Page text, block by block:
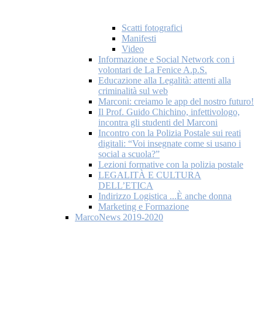
Scatti fotografici
Manifesti
Video
Informazione e Social Network con i
volontari de La Fenice A.p.S.
Educazione alla Legalità: attenti alla
criminalità sul web
Marconi: creiamo le app del nostro futuro!
Il Prof. Guido Chichino, infettivologo,
incontra gli studenti del Marconi
Incontro con la Polizia Postale sui reati
digitali: “Voi insegnate come si usano i
social a scuola?”
Lezioni formative con la polizia postale
LEGALITÀ E CULTURA
DELL’ETICA
Indirizzo Logistica ...È anche donna
Marketing e Formazione
MarcoNews 2019-2020